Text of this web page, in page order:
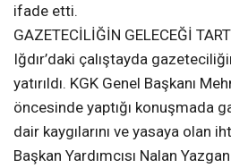
ifade etti.
GAZETECİLİĞİN GELECEĞİ
Iğdır’daki çalıştayda
yatırıldı. KGK Genel Başkanı
öncesinde yaptığı konuşmada
dair kaygılarını ve yasaya olan
Başkan Yardımcısı Nalan